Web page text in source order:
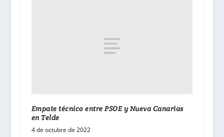
Empate técnico entre PSOE y Nueva Canarias
en Telde
4 de octubre de 2022